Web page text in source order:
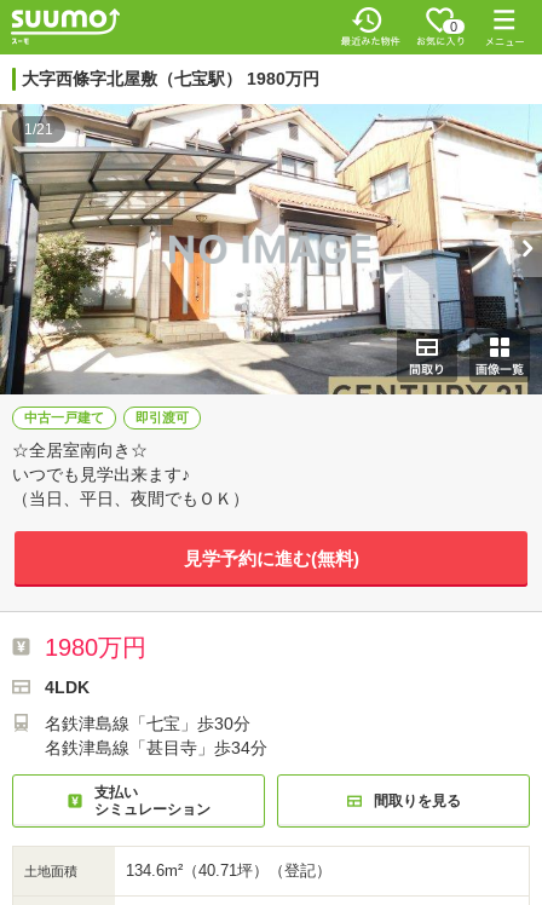
0
大字西條字北屋敷（七宝駅） 1980万円
1/21
中古一戸建て 即引渡可
☆全居室南向き☆
いつでも見学出来ます♪
（当日、平日、夜間でもＯＫ）
見学予約に進む(無料)
1980万円
4LDK
名鉄津島線「七宝」歩30分
名鉄津島線「甚目寺」歩34分
支払い
シミュレーション
間取りを見る
土地面積 134.6m²（40.71坪）（登記）